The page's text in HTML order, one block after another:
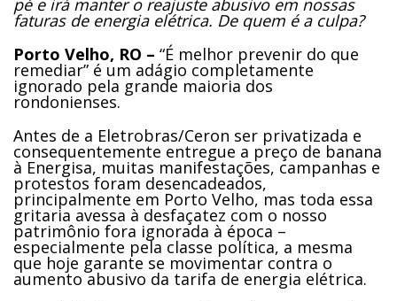
pé e irá manter o reajuste abusivo em nossas
faturas de energia elétrica. De quem é a culpa?
Porto Velho, RO – “É melhor prevenir do que
remediar” é um adágio completamente
ignorado pela grande maioria dos
rondonienses.
Antes de a Eletrobras/Ceron ser privatizada e
consequentemente entregue a preço de banana
à Energisa, muitas manifestações, campanhas e
protestos foram desencadeados,
principalmente em Porto Velho, mas toda essa
gritaria avessa à desfaçatez com o nosso
patrimônio fora ignorada à época –
especialmente pela classe política, a mesma
que hoje garante se movimentar contra o
aumento abusivo da tarifa de energia elétrica.